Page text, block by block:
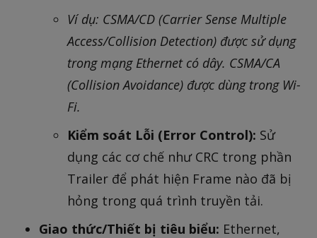
Ví dụ: CSMA/CD (Carrier Sense Multiple
Access/Collision Detection) được sử dụng
trong mạng Ethernet có dây. CSMA/CA
(Collision Avoidance) được dùng trong Wi-
Fi.
Kiểm soát Lỗi (Error Control): Sử
dụng các cơ chế như CRC trong phần
Trailer để phát hiện Frame nào đã bị
hỏng trong quá trình truyền tải.
Giao thức/Thiết bị tiêu biểu: Ethernet,